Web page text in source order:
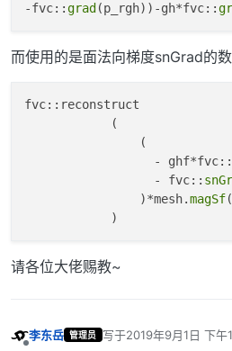
-fvc::grad (p_rgh))-gh*fvc::
而使用的是面法向梯度snGrad的
fvc::reconstruct
            (
                (
                  - ghf*fvc::
                  - fvc::
                )*mesh.
magSf
请各位大佬赐教~
李东岳 管理员 写于2019年9月1日 下午
最后由 编辑